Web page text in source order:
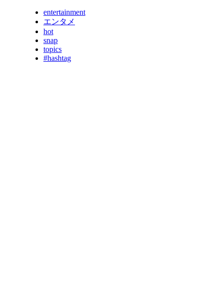
entertainment
エンタメ
hot
snap
topics
#hashtag